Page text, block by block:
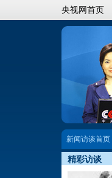
央视网首页
新闻访谈首页
精彩访谈